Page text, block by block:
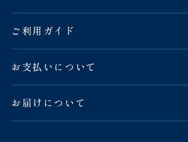
ご利用ガイド
お支払いについて
お届けについて